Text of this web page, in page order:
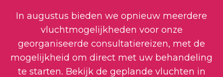
In augustus bieden we opnieuw meerdere
vluchtmogelijkheden voor onze
georganiseerde consultatiereizen, met de
mogelijkheid om direct met uw behandeling
te starten. Bekijk de geplande vluchten in